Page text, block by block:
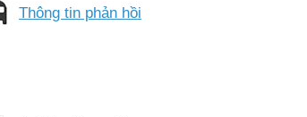
Thông tin phản hồi